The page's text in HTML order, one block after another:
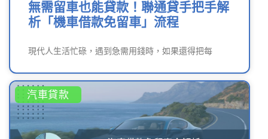
無需留車也能貸款！聯通貸手把手解
析「機車借款免留車」流程
現代人生活忙碌，遇到急需用錢時，如果還得把每
汽車貸款